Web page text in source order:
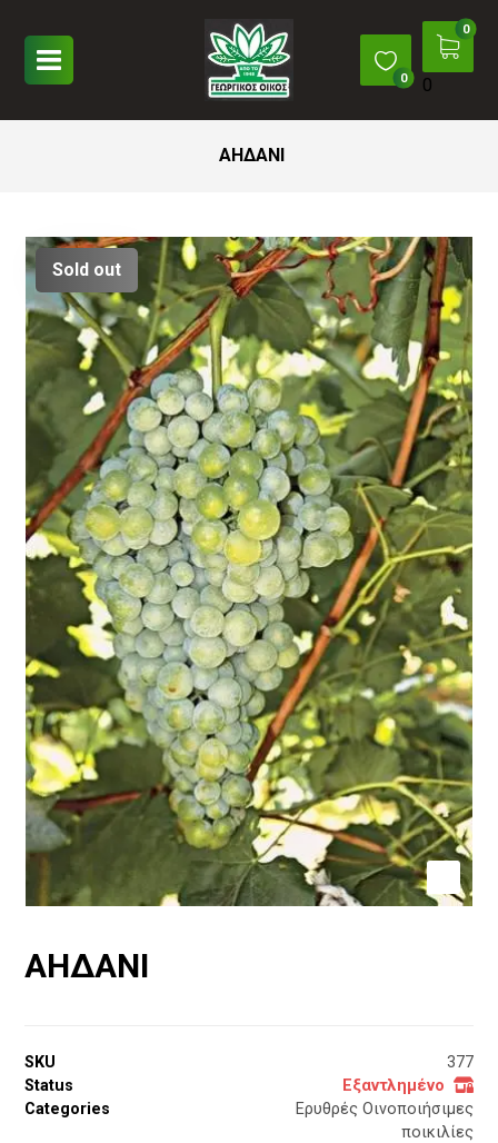
0
ΑΗΔΑΝΙ
Sold out
ΑΗΔΑΝΙ
SKU
377
Status
Εξαντλημένο
Categories
Ερυθρές Οινοποιήσιμες
ποικιλίες